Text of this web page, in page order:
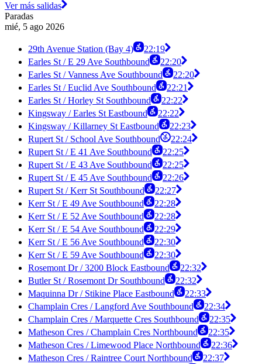
Ver más salidas
Paradas
mié, 5 ago 2026
29th Avenue Station (Bay 4)
22:19
Earles St / E 29 Ave Southbound
22:20
Earles St / Vanness Ave Southbound
22:20
Earles St / Euclid Ave Southbound
22:21
Earles St / Horley St Southbound
22:22
Kingsway / Earles St Eastbound
22:22
Kingsway / Killarney St Eastbound
22:23
Rupert St / School Ave Southbound
22:24
Rupert St / E 41 Ave Southbound
22:25
Rupert St / E 43 Ave Southbound
22:25
Rupert St / E 45 Ave Southbound
22:26
Rupert St / Kerr St Southbound
22:27
Kerr St / E 49 Ave Southbound
22:28
Kerr St / E 52 Ave Southbound
22:28
Kerr St / E 54 Ave Southbound
22:29
Kerr St / E 56 Ave Southbound
22:30
Kerr St / E 59 Ave Southbound
22:30
Rosemont Dr / 3200 Block Eastbound
22:32
Butler St / Rosemont Dr Southbound
22:32
Maquinna Dr / Stikine Place Eastbound
22:33
Champlain Cres / Langford Ave Southbound
22:34
Champlain Cres / Marquette Cres Southbound
22:35
Matheson Cres / Champlain Cres Northbound
22:35
Matheson Cres / Limewood Place Northbound
22:36
Matheson Cres / Raintree Court Northbound
22:37